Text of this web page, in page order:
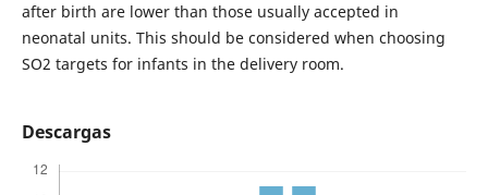
after birth are lower than those usually accepted in
neonatal units. This should be considered when choosing
SO2 targets for infants in the delivery room.
Descargas